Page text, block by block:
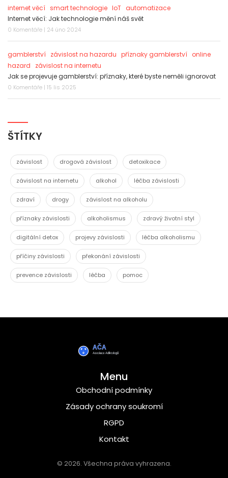
internet věcí smart technologie IoT automatizace
Internet věcí: Jak technologie mění náš svět
0 Komentáře | 24 úno 2024
gamblerství závislost na hazardu příznaky gamblerství online
hazard
závislost na internetu
Jak se projevuje gamblerství: příznaky, které byste neměli ignorovat
0 Komentáře | 15 lis 2025
ŠTÍTKY
závislost drogová závislost detoxikace
závislost na internetu alkohol léčba závislosti
zdraví drogy závislost na alkoholu
příznaky závislosti alkoholismus zdravý životní styl
digitální detox projevy závislosti léčba alkoholismu
příčiny závislosti překonání závislosti
prevence závislosti léčba pomoc
Menu
Obchodní podmínky
Zásady ochrany soukromí
RGPD
Kontakt
© 2026. Všechna práva vyhrazena.